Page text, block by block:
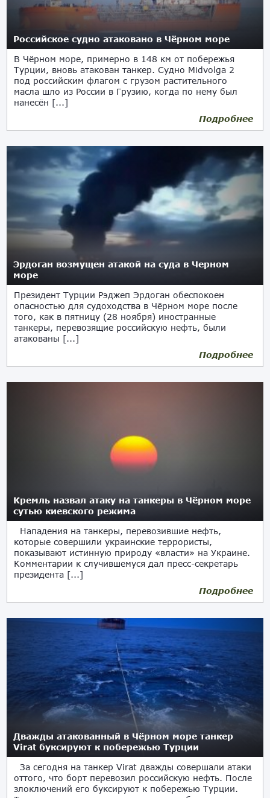
Российское судно атаковано в Чёрном море
В Чёрном море, примерно в 148 км от побережья
Турции, вновь атакован танкер. Судно Midvolga 2
под российским флагом с грузом растительного
масла шло из России в Грузию, когда по нему был
нанесён [...]
Подробнее
Эрдоган возмущен атакой на суда в Черном
море
Президент Турции Рэджеп Эрдоган обеспокоен
опасностью для судоходства в Чёрном море после
того, как в пятницу (28 ноября) иностранные
танкеры, перевозящие российскую нефть, были
атакованы [...]
Подробнее
Кремль назвал атаку на танкеры в Чёрном море
сутью киевского режима
Нападения на танкеры, перевозившие нефть,
которые совершили украинские террористы,
показывают истинную природу «власти» на Украине.
Комментарии к случившемуся дал пресс-секретарь
президента [...]
Подробнее
Дважды атакованный в Чёрном море танкер
Virat буксируют к побережью Турции
За сегодня на танкер Virat дважды совершали атаки
оттого, что борт перевозил российскую нефть. После
злоключений его буксируют к побережью Турции.